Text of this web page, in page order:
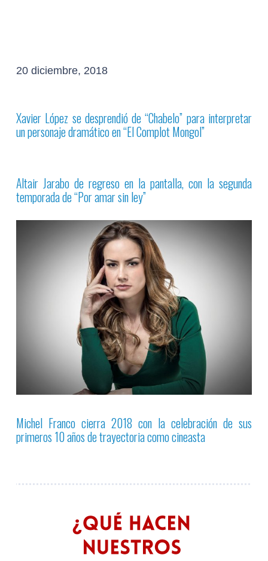
20 diciembre, 2018
Xavier López se desprendió de “Chabelo” para interpretar
un personaje dramático en“El Complot Mongol”
Altair Jarabo de regreso en la pantalla, con la segunda
temporada de“Por amar sin ley”
Michel Franco cierra 2018 con la celebración de sus
primeros 10 años de trayectoria como cineasta